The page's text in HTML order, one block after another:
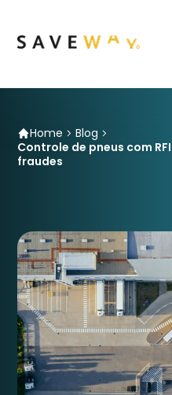
Home
Blog
Controle de pneus com
fraudes